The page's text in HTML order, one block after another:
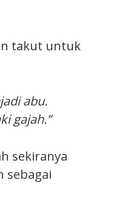
takut untuk
abu.
gajah.”
sekiranya
sebagai